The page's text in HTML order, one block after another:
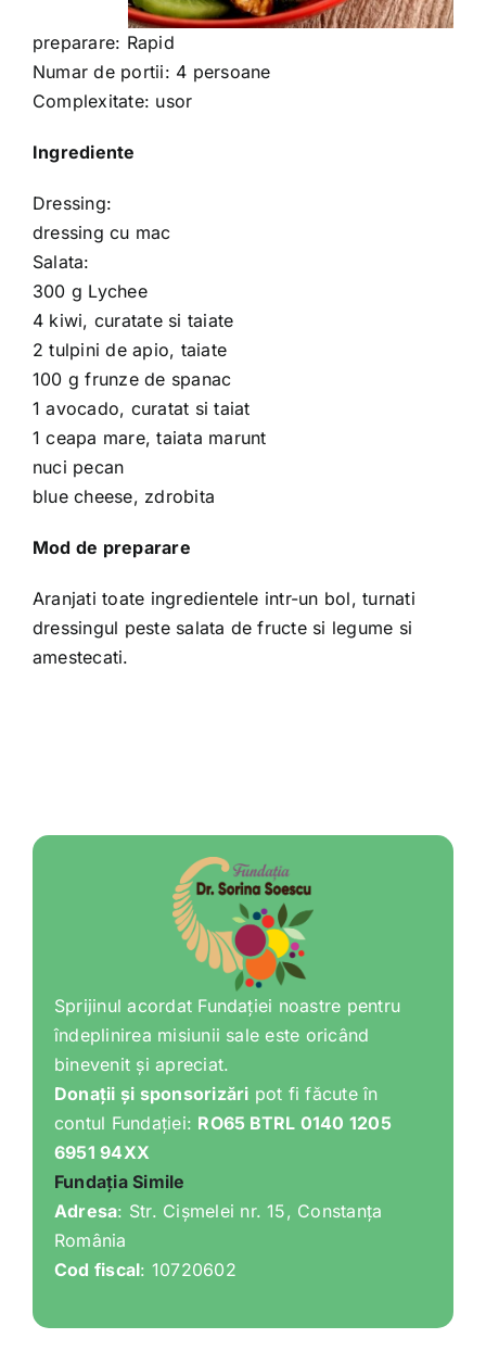
preparare: Rapid
Numar de portii: 4 persoane
Complexitate: usor
Ingrediente
Dressing:
dressing cu mac
Salata:
300 g Lychee
4 kiwi, curatate si taiate
2 tulpini de apio, taiate
100 g frunze de spanac
1 avocado, curatat si taiat
1 ceapa mare, taiata marunt
nuci pecan
blue cheese, zdrobita
Mod de preparare
Aranjati toate ingredientele intr-un bol, turnati
dressingul peste salata de fructe si legume si
amestecati.
Sprijinul acordat Fundației noastre pentru
îndeplinirea misiunii sale este oricând
binevenit și apreciat.
Donații și sponsorizări pot fi făcute în
contul Fundației: RO65 BTRL 0140 1205
6951 94XX
Fundația Simile
Adresa: Str. Cișmelei nr. 15, Constanța
România
Cod fiscal: 10720602